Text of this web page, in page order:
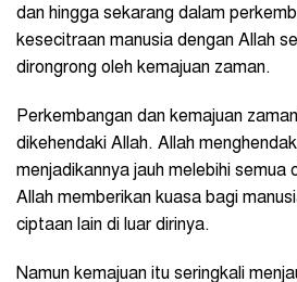
dan hingga sekarang dalam
kesecitraan manusia dengan Allah
dirongrong oleh kemajuan zaman.
Perkembangan dan kemajuan
dikehendaki Allah. Allah
menjadikannya jauh melebihi semua
Allah memberikan kuasa bagi
ciptaan lain di luar dirinya.
Namun kemajuan itu seringkali